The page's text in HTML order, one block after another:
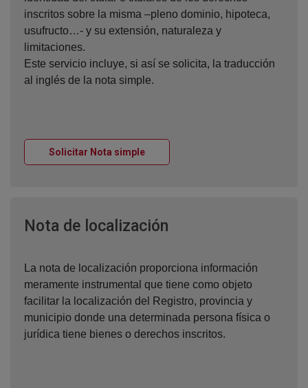
inscritos sobre la misma –pleno dominio, hipoteca,
usufructo…- y su extensión, naturaleza y
limitaciones.
Este servicio incluye, si así se solicita, la traducción
al inglés de la nota simple.
Solicitar Nota simpleVentana nueva
Nota de localización
La nota de localización proporciona información
meramente instrumental que tiene como objeto
facilitar la localización del Registro, provincia y
municipio donde una determinada persona física o
jurídica tiene bienes o derechos inscritos.